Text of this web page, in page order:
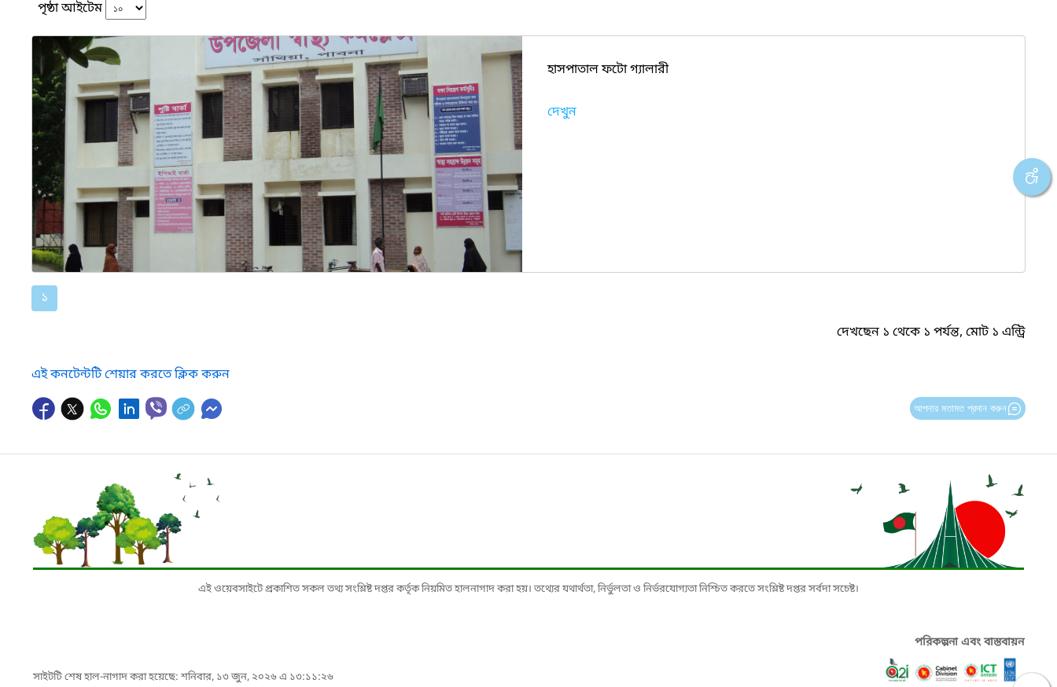
পৃষ্ঠা আইটেম
হাসপাতাল ফটো গ্যালারী
দেখুন
১
দেখছেন ১ থেকে ১ পর্যন্ত, মোট ১ এন্ট্রি
এই কনটেন্টটি শেয়ার করতে ক্লিক করুন
আপনার মতামত প্রদান করুন
এই ওয়েবসাইটে প্রকাশিত সকল তথ্য সংশ্লিষ্ট দপ্তর কর্তৃক নিয়মিত হালনাগাদ করা হয়। তথ্যের যথার্থতা, নির্ভুলতা ও নির্ভরযোগ্যতা নিশ্চিত করতে সংশ্লিষ্ট দপ্তর সর্বদা সচেষ্ট।
সাইটটি শেষ হাল-নাগাদ করা হয়েছে: শনিবার, ১৩ জুন, ২০২৬ এ ১৩:১১:২৬
পরিকল্পনা এবং বাস্তবায়ন